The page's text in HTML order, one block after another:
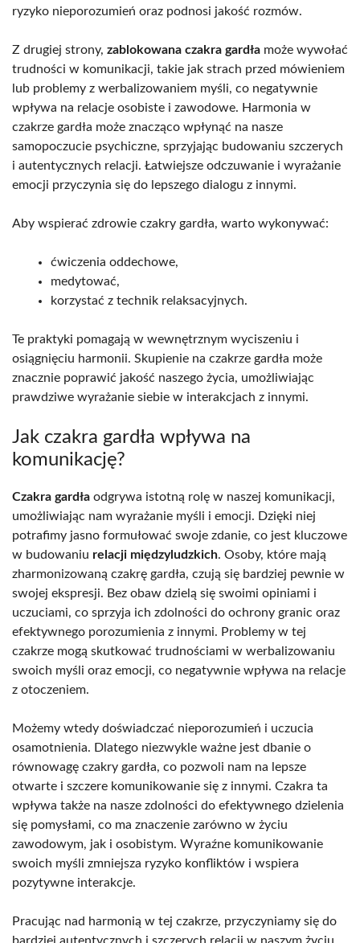
ryzyko nieporozumień oraz podnosi jakość rozmów.
Z drugiej strony, zablokowana czakra gardła może wywołać
trudności w komunikacji, takie jak strach przed mówieniem
lub problemy z werbalizowaniem myśli, co negatywnie
wpływa na relacje osobiste i zawodowe. Harmonia w
czakrze gardła może znacząco wpłynąć na nasze
samopoczucie psychiczne, sprzyjając budowaniu szczerych
i autentycznych relacji. Łatwiejsze odczuwanie i wyrażanie
emocji przyczynia się do lepszego dialogu z innymi.
Aby wspierać zdrowie czakry gardła, warto wykonywać:
ćwiczenia oddechowe,
medytować,
korzystać z technik relaksacyjnych.
Te praktyki pomagają w wewnętrznym wyciszeniu i
osiągnięciu harmonii. Skupienie na czakrze gardła może
znacznie poprawić jakość naszego życia, umożliwiając
prawdziwe wyrażanie siebie w interakcjach z innymi.
Jak czakra gardła wpływa na
komunikację?
Czakra gardła odgrywa istotną rolę w naszej komunikacji,
umożliwiając nam wyrażanie myśli i emocji. Dzięki niej
potrafimy jasno formułować swoje zdanie, co jest kluczowe
w budowaniu relacji międzyludzkich. Osoby, które mają
zharmonizowaną czakrę gardła, czują się bardziej pewnie w
swojej ekspresji. Bez obaw dzielą się swoimi opiniami i
uczuciami, co sprzyja ich zdolności do ochrony granic oraz
efektywnego porozumienia z innymi. Problemy w tej
czakrze mogą skutkować trudnościami w werbalizowaniu
swoich myśli oraz emocji, co negatywnie wpływa na relacje
z otoczeniem.
Możemy wtedy doświadczać nieporozumień i uczucia
osamotnienia. Dlatego niezwykle ważne jest dbanie o
równowagę czakry gardła, co pozwoli nam na lepsze
otwarte i szczere komunikowanie się z innymi. Czakra ta
wpływa także na nasze zdolności do efektywnego dzielenia
się pomysłami, co ma znaczenie zarówno w życiu
zawodowym, jak i osobistym. Wyraźne komunikowanie
swoich myśli zmniejsza ryzyko konfliktów i wspiera
pozytywne interakcje.
Pracując nad harmonią w tej czakrze, przyczyniamy się do